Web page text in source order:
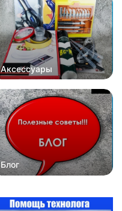
Аксессуары
Блог